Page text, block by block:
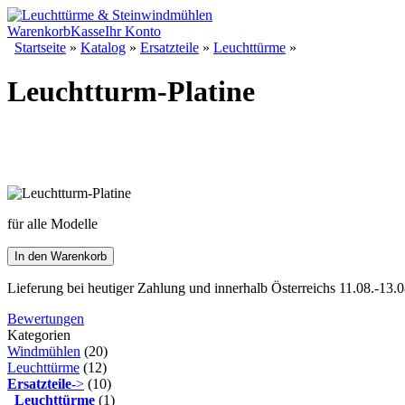
WarenkorbKasseIhr Konto
Startseite » Katalog » Ersatzteile » Leuchttürme »
Leuchtturm-Platine
für alle Modelle
In den Warenkorb
Lieferung bei heutiger Zahlung und innerhalb Österreichs 11.08.-
Bewertungen
Kategorien
Windmühlen (20)
Leuchttürme (12)
Ersatzteile-> (10)
Leuchttürme (1)